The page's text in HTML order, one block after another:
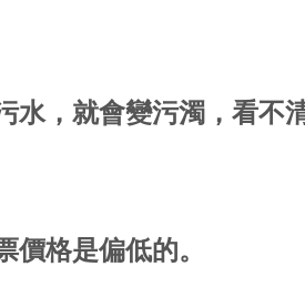
水，就會變污濁，看不
價格是偏低的。